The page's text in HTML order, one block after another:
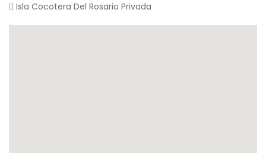
Isla Cocotera Del Rosario Privada